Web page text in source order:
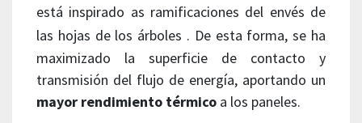
está inspirado as ramificaciones del envés de
las hojas de los árboles . De esta forma, se ha
maximizado la superficie de contacto y
transmisión del flujo de energía, aportando un
mayor rendimiento térmico a los paneles.